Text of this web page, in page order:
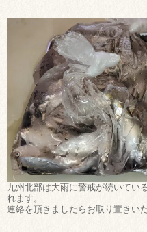
九州北部は大雨に警戒が続いてい
れます。
連絡を頂きましたらお取り置きい